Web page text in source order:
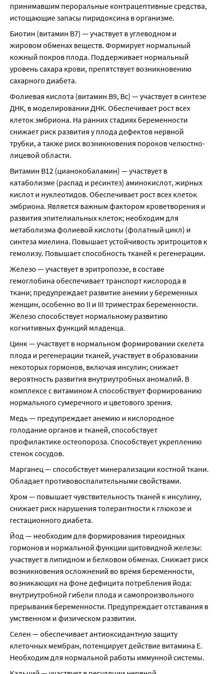
принимавшим пероральные контрацептивные средства,
истощающие запасы пиридоксина в организме.
Биотин (витамин В7) — участвует в углеводном и
жировом обменах веществ. Формирует нормальный
кожный покров плода. Поддерживает нормальный
уровень сахара крови, препятствует возникновению
сахарного диабета.
Фолиевая кислота (витамин В9, Вс) — участвует в синтезе
ДНК, в моделировании ДНК. Обеспечивает рост всех
клеток эмбриона. На ранних стадиях беременности
снижает риск развития у плода дефектов нервной
трубки, а также риск возникновения пороков челюстно-
лицевой области.
Витамин В12 (цианокобаламин) — участвует в
катаболизме (распад и ресинтез) аминокислот, жирных
кислот и нуклеотидов. Обеспечивает рост всех клеток
эмбриона. Является важным фактором кроветворения и
развития эпителиальных клеток; необходим для
метаболизма фолиевой кислоты (фолатный цикл) и
синтеза миелина. Повышает устойчивость эритроцитов к
гемолизу. Повышает способность тканей к регенерации.
Железо — участвует в эритропоэзе, в составе
гемоглобина обеспечивает транспорт кислорода в
ткани; предупреждает развитие анемии у беременных
женщин, особенно во II и III триместрах беременности.
Железо способствует нормальному развитию
когнитивных функций младенца.
Цинк — участвует в нормальном формировании скелета
плода и регенерации тканей, участвует в образовании
некоторых гормонов, включая инсулин; снижает
вероятность развития внутриутробных аномалий. В
комплексе с витамином А способствует формированию
нормального сумеречного и цветового зрения.
Медь — предупреждает анемию и кислородное
голодание органов и тканей, способствует
профилактике остеопороза. Способствует укреплению
стенок сосудов.
Марганец — способствует минерализации костной ткани.
Обладает противовоспалительными свойствами.
Хром — повышает чувствительность тканей к инсулину,
снижает риск нарушения толерантности к глюкозе и
гестационного диабета.
Йод — необходим для формирования тиреоидных
гормонов и нормальной функции щитовидной железы:
участвует в липидном и белковом обменах. Снижает риск
возникновения осложнений во время беременности,
возникающих на фоне дефицита потребления йода:
внутриутробной гибели плода и самопроизвольного
прерывания беременности. Предупреждает отставания в
умственном и физическом развитии.
Селен — обеспечивает антиоксидантную защиту
клеточных мембран, потенцирует действие витамина Е.
Необходим для нормальной работы иммунной системы.